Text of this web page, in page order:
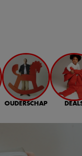
OUDERSCHAP